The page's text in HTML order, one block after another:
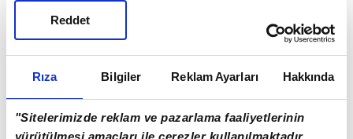
Rıza Bilgiler Reklam Ayarları Hakkında
"Sitelerimizde reklam ve pazarlama faaliyetlerinin
yürütülmesi amaçları ile çerezler kullanılmaktadır.
Reddet